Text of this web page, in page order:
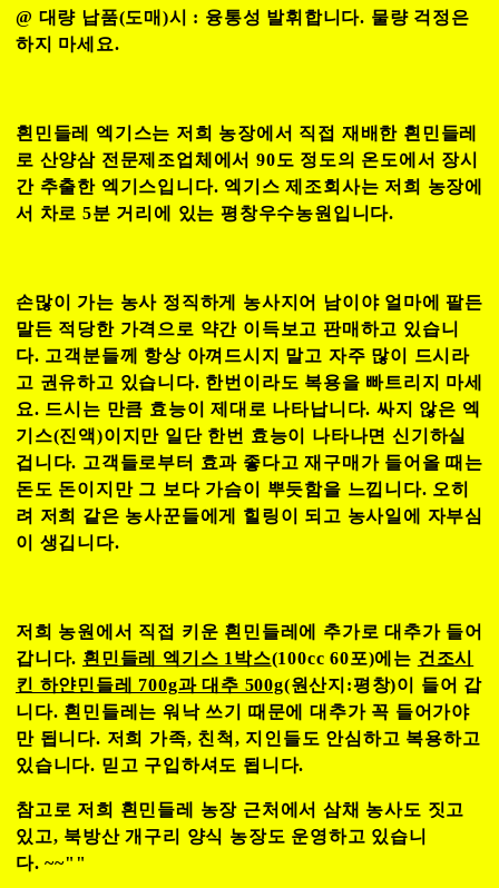
@ 대량 납품(도매)시 : 융통성 발휘합니다. 물량 걱정은
하지 마세요.
흰민들레 엑기스는 저희 농장에서 직접 재배한 흰민들레
로 산양삼 전문제조업체에서 90도 정도의 온도에서 장시
간 추출한 엑기스입니다. 엑기스 제조회사는 저희 농장에
서 차로 5분 거리에 있는 평창우수농원입니다.
손많이 가는 농사 정직하게 농사지어 남이야 얼마에 팔든
말든 적당한 가격으로 약간 이득보고 판매하고 있습니
다. 고객분들께 항상 아껴드시지 말고 자주 많이 드시라
고 권유하고 있습니다. 한번이라도 복용을 빠트리지 마세
요. 드시는 만큼 효능이 제대로 나타납니다. 싸지 않은 엑
기스(진액)이지만 일단 한번 효능이 나타나면 신기하실
겁니다. 고객들로부터 효과 좋다고 재구매가 들어올 때는
돈도 돈이지만 그 보다 가슴이 뿌듯함을 느낍니다. 오히
려 저희 같은 농사꾼들에게 힐링이 되고 농사일에 자부심
이 생깁니다.
저희 농원에서 직접 키운 흰민들레에 추가로 대추가 들어
갑니다. 흰민들레 엑기스 1박스(100cc 60포)에는 건조시
킨 하얀민들레 700g과 대추 500g(원산지:평창)이 들어 갑
니다. 흰민들레는 워낙 쓰기 때문에 대추가 꼭 들어가야
만 됩니다. 저희 가족, 친척, 지인들도 안심하고 복용하고
있습니다. 믿고 구입하셔도 됩니다.
참고로 저희 흰민들레 농장 근처에서 삼채 농사도 짓고
있고, 북방산 개구리 양식 농장도 운영하고 있습니
다. ~~""